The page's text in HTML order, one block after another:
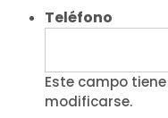
Teléfono
Este campo
modificarse.